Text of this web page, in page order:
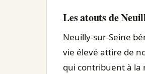
Les atouts de
Neuilly-sur-Seine
vie élevé attire de
qui contribuent à la